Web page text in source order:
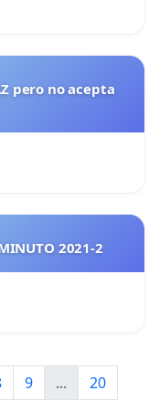
pero no acepta
DESCUENTO MATRICULA UNIMINUTO 2021-2
9 ...
20